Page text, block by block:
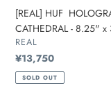
[REAL] HUF
CATHEDRAL - 8.25"
販
売
REAL
通
常
価
¥13,750
SOLD OUT